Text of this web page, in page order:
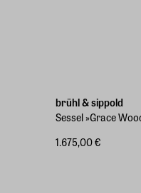
brühl & sippold
Sessel »Grace
1.675,00 €